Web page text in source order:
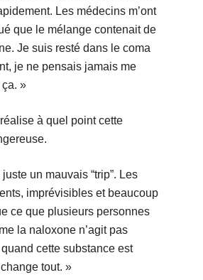
Les médecins m’ont
que le mélange contenait de
Je suis resté dans le coma
je ne pensais jamais me
»
à quel point cette
un mauvais “trip”. Les
imprévisibles et beaucoup
ce que plusieurs personnes
la naloxone n’agit pas
cette substance est
tout. »